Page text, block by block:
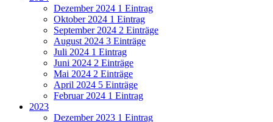
Dezember 2024 1 Eintrag
Oktober 2024 1 Eintrag
September 2024 2 Einträge
August 2024 3 Einträge
Juli 2024 1 Eintrag
Juni 2024 2 Einträge
Mai 2024 2 Einträge
April 2024 5 Einträge
Februar 2024 1 Eintrag
2023
Dezember 2023 1 Eintrag